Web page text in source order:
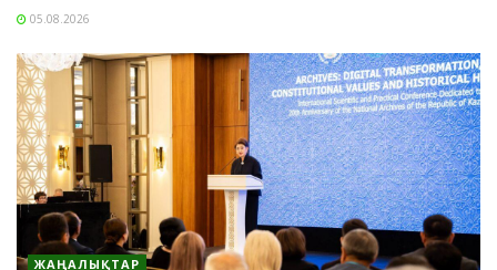
05.08.2026
ЖАҢАЛЫҚТАР